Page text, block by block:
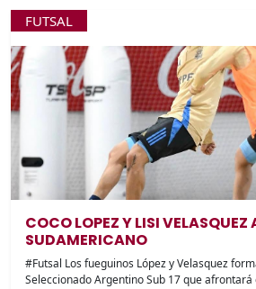
FUTSAL
COCO LOPEZ Y LISI VELASQUEZ
SUDAMERICANO
#Futsal Los fueguinos López y Velasquez
Seleccionado Argentino Sub 17 que